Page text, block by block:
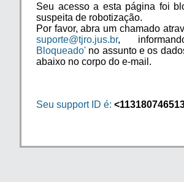
Seu acesso a esta página foi
suspeita de robotização.
Por favor, abra um chamado
suporte@tjro.jus.br,
Bloqueado' no assunto e os
abaixo no corpo do e-mail.
Seu support ID é: